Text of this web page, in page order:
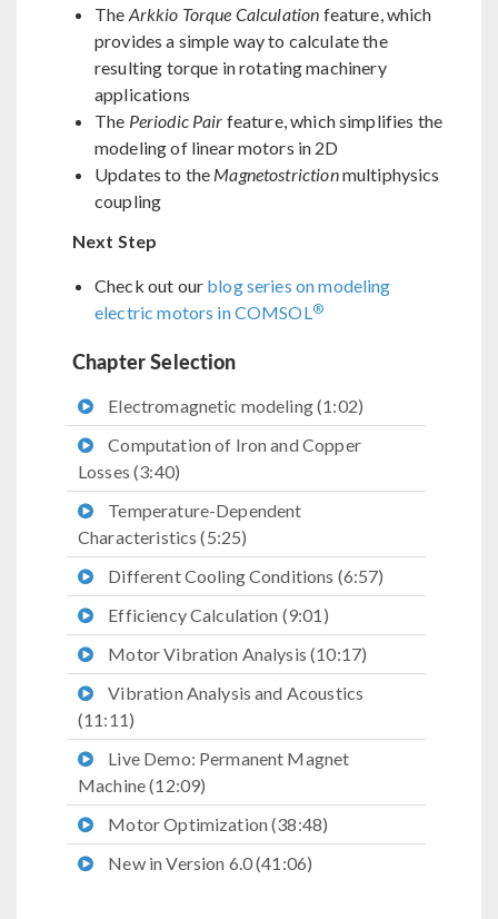
The Arkkio Torque Calculation feature, which
provides a simple way to calculate the
resulting torque in rotating machinery
applications
The Periodic Pair feature, which simplifies the
modeling of linear motors in 2D
Updates to the Magnetostrictionmultiphysics
coupling
Next Step
Check out our blog series on modeling
electric motors in COMSOL®
Chapter Selection
Electromagnetic modeling (1:02)
Computation of Iron and Copper
Losses (3:40)
Temperature-Dependent
Characteristics (5:25)
Different Cooling Conditions (6:57)
Efficiency Calculation (9:01)
Motor Vibration Analysis (10:17)
Vibration Analysis and Acoustics
(11:11)
Live Demo: Permanent Magnet
Machine (12:09)
Motor Optimization (38:48)
New in Version 6.0 (41:06)